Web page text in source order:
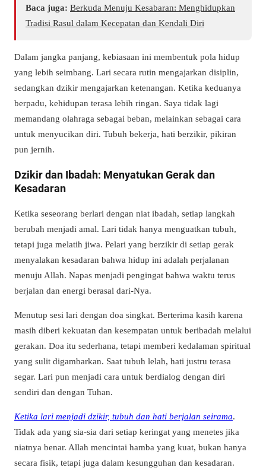
Baca juga: Berkuda Menuju Kesabaran: Menghidupkan
Tradisi Rasul dalam Kecepatan dan Kendali Diri
Dalam jangka panjang, kebiasaan ini membentuk pola hidup
yang lebih seimbang. Lari secara rutin mengajarkan disiplin,
sedangkan dzikir mengajarkan ketenangan. Ketika keduanya
berpadu, kehidupan terasa lebih ringan. Saya tidak lagi
memandang olahraga sebagai beban, melainkan sebagai cara
untuk menyucikan diri. Tubuh bekerja, hati berzikir, pikiran
pun jernih.
Dzikir dan Ibadah: Menyatukan Gerak dan
Kesadaran
Ketika seseorang berlari dengan niat ibadah, setiap langkah
berubah menjadi amal. Lari tidak hanya menguatkan tubuh,
tetapi juga melatih jiwa. Pelari yang berzikir di setiap gerak
menyalakan kesadaran bahwa hidup ini adalah perjalanan
menuju Allah. Napas menjadi pengingat bahwa waktu terus
berjalan dan energi berasal dari-Nya.
Menutup sesi lari dengan doa singkat. Berterima kasih karena
masih diberi kekuatan dan kesempatan untuk beribadah melalui
gerakan. Doa itu sederhana, tetapi memberi kedalaman spiritual
yang sulit digambarkan. Saat tubuh lelah, hati justru terasa
segar. Lari pun menjadi cara untuk berdialog dengan diri
sendiri dan dengan Tuhan.
Ketika lari menjadi dzikir, tubuh dan hati berjalan seirama.
Tidak ada yang sia-sia dari setiap keringat yang menetes jika
niatnya benar. Allah mencintai hamba yang kuat, bukan hanya
secara fisik, tetapi juga dalam kesungguhan dan kesadaran.